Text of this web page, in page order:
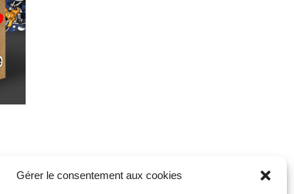
Gérer le consentement aux cookies